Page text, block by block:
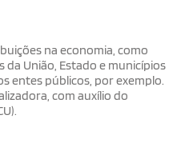
na economia, como
União, Estado e municípios
entes públicos, por exemplo.
com auxílio do